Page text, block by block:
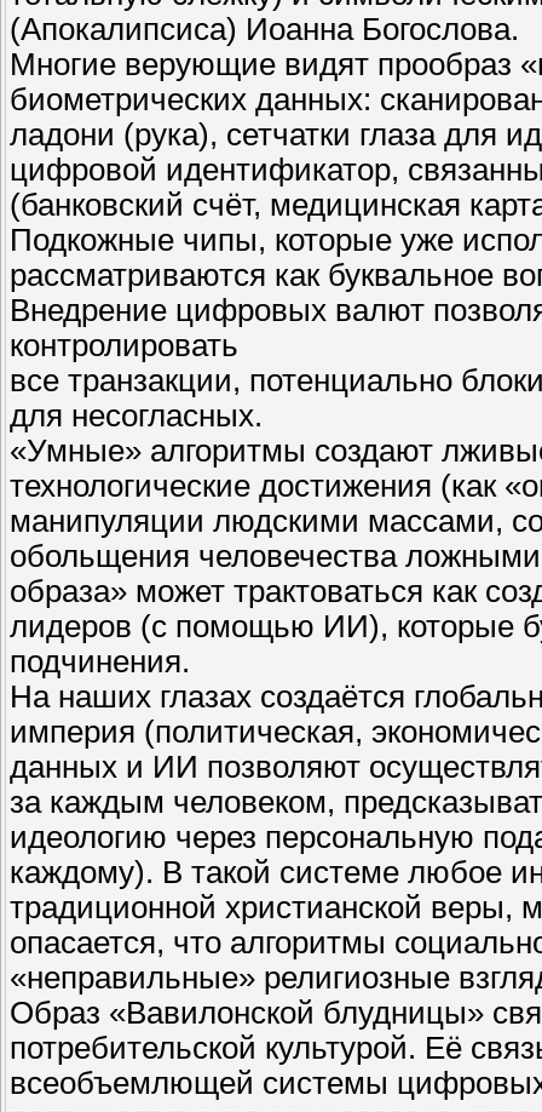
(Апокалипсиса) Иоанна Богослова.
Многие верующие видят прообраз
биометрических данных:
ладони (рука), сетчатки глаза для
цифровой идентификатор,
(банковский счёт, медицинская
Подкожные чипы, которые уже
рассматриваются как буквальное
Внедрение цифровых валют
контролировать
все транзакции, потенциально
для несогласных.
«Умные» алгоритмы создают
технологические достижения (как
манипуляции людскими массами,
обольщения человечества
образа» может трактоваться как
лидеров (с помощью ИИ), которые
подчинения.
На наших глазах создаётся
империя (политическая,
данных и ИИ позволяют
за каждым человеком,
идеологию через персональную
каждому). В такой системе любое
традиционной христианской веры,
опасается, что алгоритмы
«неправильные» религиозные
Образ «Вавилонской блудницы»
потребительской культурой. Её
всеобъемлющей системы цифровых